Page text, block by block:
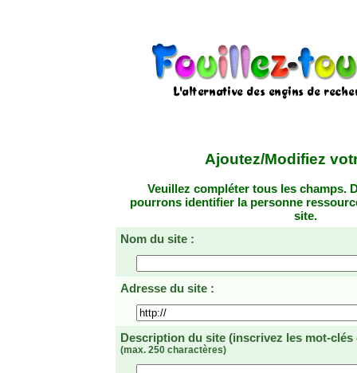
Ajoutez/Modifiez
Veuillez compléter tous les champs.
pourrons identifier la personne
site.
Nom du site :
Adresse du site :
Description du site (inscrivez les mot-
(max. 250 charactères)